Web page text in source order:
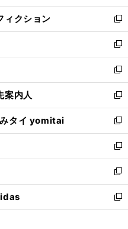
開
く
ウ
で
開
く
ン
ド
ウ
で
開
く
ウ
ィ
ン
ド
ウ
で
開
く
ィクション
新
し
い
ウ
ィ
ン
ド
ウ
で
開
く
新
し
い
ウ
ィ
ン
ド
ウ
で
開
く
新
し
い
ウ
ィ
ン
ド
ウ
で
開
く
案内人
新
し
い
ウ
ィ
ン
ド
ウ
で
開
タイ yomitai
新
し
い
ウ
ィ
ン
ド
ウ
新
し
い
ウ
ィ
ン
新
し
い
ウ
新
し